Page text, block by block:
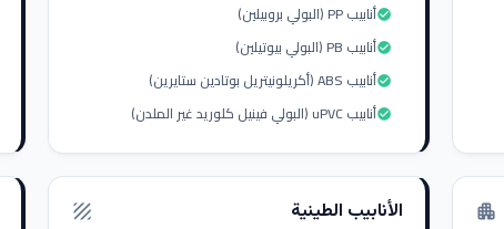
أنابيب PP (البولي بروبيلين)check_circle
أنابيب PB (البولي بيوتيلين)check_circle
أنابيب ABS (أكريلونيتريل بوتادين ستايرين)check_circle
أنابيب uPVC (البولي فينيل كلوريد غير الملدن)check_circle
apartment الأنابيب الطينية texture